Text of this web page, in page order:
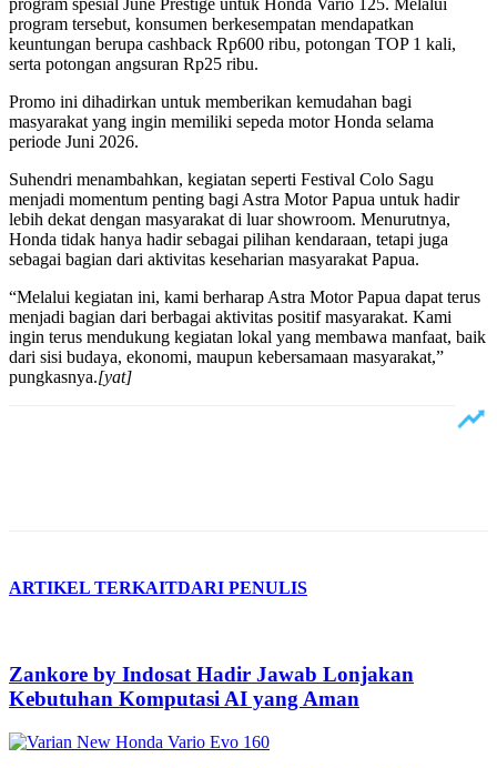
program tersebut, konsumen berkesempatan mendapatkan
keuntungan berupa cashback Rp600 ribu, potongan TOP 1 kali,
serta potongan angsuran Rp25 ribu.
Promo ini dihadirkan untuk memberikan kemudahan bagi
masyarakat yang ingin memiliki sepeda motor Honda selama
periode Juni 2026.
Suhendri menambahkan, kegiatan seperti Festival Colo Sagu
menjadi momentum penting bagi Astra Motor Papua untuk hadir
lebih dekat dengan masyarakat di luar showroom. Menurutnya,
Honda tidak hanya hadir sebagai pilihan kendaraan, tetapi juga
sebagai bagian dari aktivitas keseharian masyarakat Papua.
“Melalui kegiatan ini, kami berharap Astra Motor Papua dapat terus
menjadi bagian dari berbagai aktivitas positif masyarakat. Kami
ingin terus mendukung kegiatan lokal yang membawa manfaat, baik
dari sisi budaya, ekonomi, maupun kebersamaan masyarakat,”
pungkasnya.[yat]
ARTIKEL TERKAITDARI PENULIS
Zankore by Indosat Hadir Jawab Lonjakan
Kebutuhan Komputasi AI yang Aman